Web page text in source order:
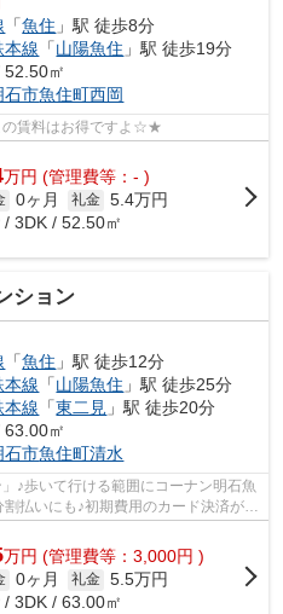
「魚住 」駅 徒歩8分
本線 「山陽魚住 」駅 徒歩19分
㎡
石市魚住町西岡
賃料はお得ですよ☆★
万円 (管理費等：- )
0ヶ月 礼金 5.4万円
/ 3DK / 52.50㎡
ション
「魚住 」駅 徒歩12分
本線 「山陽魚住 」駅 徒歩25分
本線 「東二見 」駅 徒歩20分
㎡
石市魚住町清水
♪歩いて行ける範囲にコーナン明石魚
払いにも♪初期費用のカード決済が可
...
万円 (管理費等：3,000円 )
0ヶ月 礼金 5.5万円
/ 3DK / 63.00㎡